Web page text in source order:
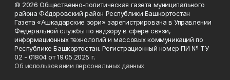
© 2026 Общественно-политическая газета муниципального
района Фёдоровский район Республики Башкортостан
Газета «Ашкадарские зори» зарегистрирована в Управлении
Федеральной службы по надзору в сфере связи,
информационных технологий и массовых коммуникаций по
Республике Башкортостан. Регистрационный номер ПИ № ТУ
02 - 01804 от 19.05.2025 г.
Об использовании персональных данных